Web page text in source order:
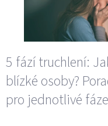
5 fází truchlení:
blízké osoby?
pro jednotlivé